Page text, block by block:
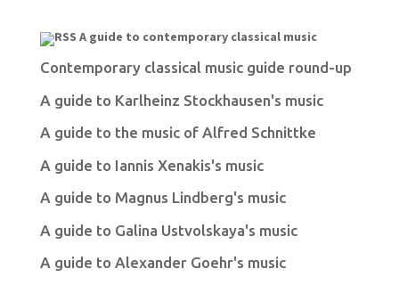
A guide to contemporary classical music
Contemporary classical music guide round-up
A guide to Karlheinz Stockhausen's music
A guide to the music of Alfred Schnittke
A guide to Iannis Xenakis's music
A guide to Magnus Lindberg's music
A guide to Galina Ustvolskaya's music
A guide to Alexander Goehr's music